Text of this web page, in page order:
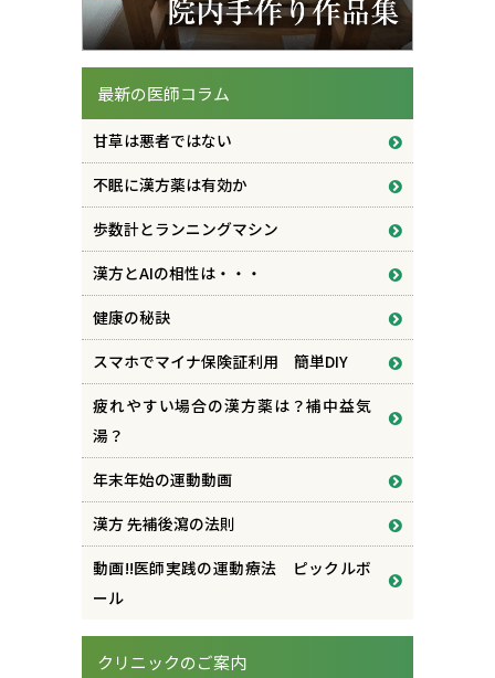
最新の医師コラム
甘草は悪者ではない
不眠に漢方薬は有効か
歩数計とランニングマシン
漢方とAIの相性は・・・
健康の秘訣
スマホでマイナ保険証利用 簡単DIY
疲れやすい場合の漢方薬は？補中益気
湯？
年末年始の運動動画
漢方 先補後瀉の法則
動画!!医師実践の運動療法 ピックルボ
ール
クリニックのご案内